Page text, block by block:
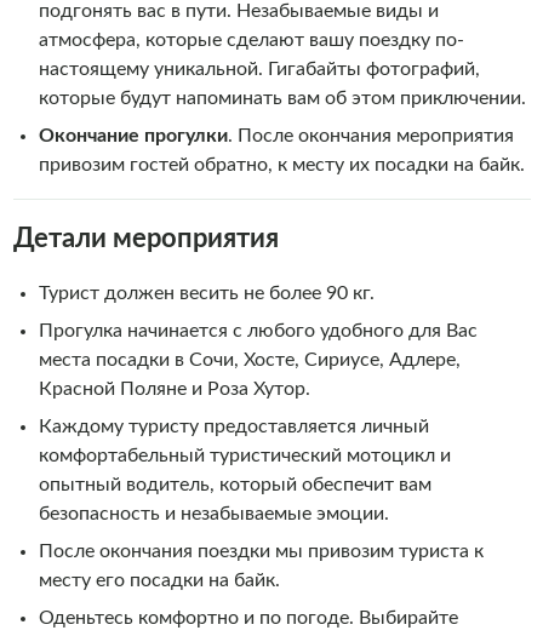
подгонять вас в пути. Незабываемые виды и
атмосфера, которые сделают вашу поездку по-
настоящему уникальной. Гигабайты фотографий,
которые будут напоминать вам об этом приключении.
Окончание прогулки. После окончания мероприятия
привозим гостей обратно, к месту их посадки на байк.
Детали мероприятия
Турист должен весить не более 90 кг.
Прогулка начинается с любого удобного для Вас
места посадки в Сочи, Хосте, Сириусе, Адлере,
Красной Поляне и Роза Хутор.
Каждому туристу предоставляется личный
комфортабельный туристический мотоцикл и
опытный водитель, который обеспечит вам
безопасность и незабываемые эмоции.
После окончания поездки мы привозим туриста к
месту его посадки на байк.
Оденьтесь комфортно и по погоде. Выбирайте